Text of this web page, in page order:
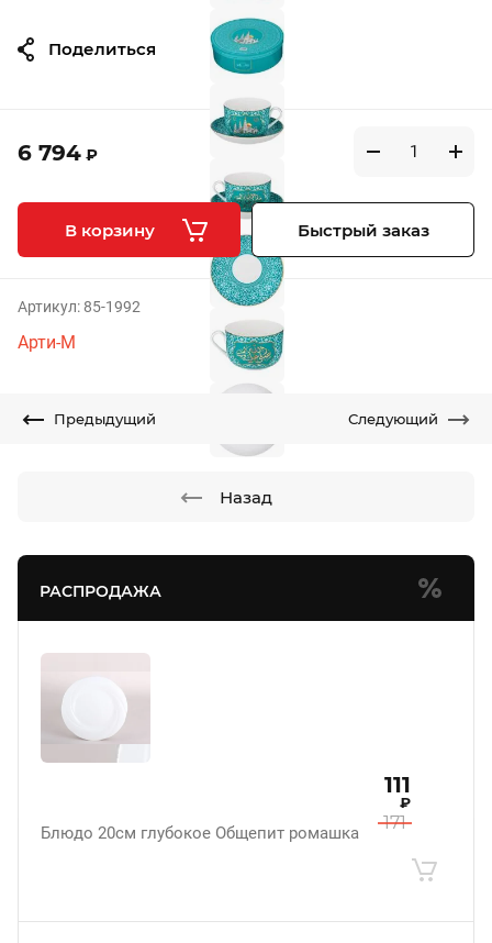
РАСПРОДАЖА
Блюдо 20см глубокое Общепит ромашка 171
111
₽
6 794 ₽
В корзину Быстрый заказ
Артикул: 85-1992
Арти-М
Поделиться
Предыдущий Следующий
Назад